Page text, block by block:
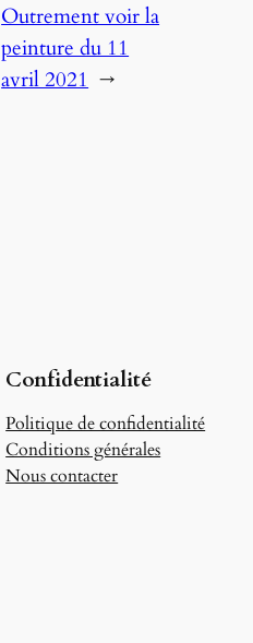
Outrement voir la
peinture du 11
avril 2021 →
Confidentialité
Politique de confidentialité
Conditions générales
Nous contacter